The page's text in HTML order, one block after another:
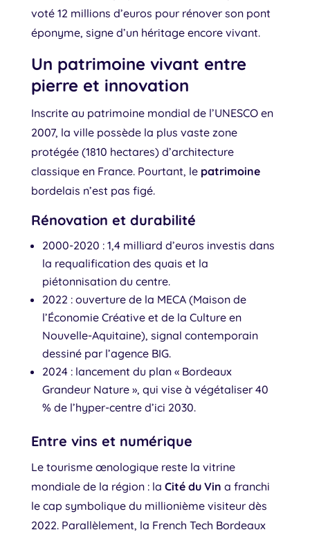
voté 12 millions d’euros pour rénover son pont
éponyme, signe d’un héritage encore vivant.
Un patrimoine vivant entre
pierre et innovation
Inscrite au patrimoine mondial de l’UNESCO en
2007, la ville possède la plus vaste zone
protégée (1810 hectares) d’architecture
classique en France. Pourtant, le patrimoine
bordelais n’est pas figé.
Rénovation et durabilité
2000-2020 : 1,4 milliard d’euros investis dans
la requalification des quais et la
piétonnisation du centre.
2022 : ouverture de la MECA (Maison de
l’Économie Créative et de la Culture en
Nouvelle-Aquitaine), signal contemporain
dessiné par l’agence BIG.
2024 : lancement du plan « Bordeaux
Grandeur Nature », qui vise à végétaliser 40
% de l’hyper-centre d’ici 2030.
Entre vins et numérique
Le tourisme œnologique reste la vitrine
mondiale de la région : la Cité du Vin a franchi
le cap symbolique du millionième visiteur dès
2022. Parallèlement, la French Tech Bordeaux